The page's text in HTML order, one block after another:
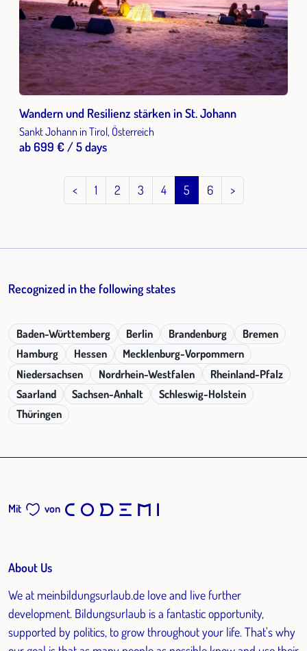
Wandern und Resilienz stärken in St. Johann
Sankt Johann in Tirol, Österreich
ab 699 € / 5 days
< 1 2 3 4 5 6 >
Recognized in the following states
Baden-Württemberg Berlin Brandenburg
Bremen
Hamburg
Hessen
Mecklenburg-Vorpommern
Niedersachsen
Nordrhein-Westfalen
Rheinland-Pfalz
Saarland
Sachsen-Anhalt
Schleswig-Holstein
Thüringen
Mit von
About Us
We at meinbildungsurlaub.de love and live further
development. Bildungsurlaub is a fantastic opportunity,
supported by politics, to grow throughout your life. That's why